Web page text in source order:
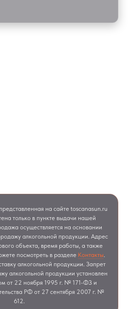
на сайте toscanasun.ru
только в пункте выдачи нашей
осуществляется на основании
алкогольной продукции. Адрес
объекта, время работы, а также
посмотреть в разделе Контакты.
алкогольной продукции. Запрет
алкогольной продукции установлен
от 22 ноября 1995 г. № 171-ФЗ и
РФ от 27 сентября 2007 г. №
612.